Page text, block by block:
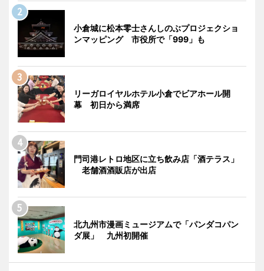
小倉城に松本零士さんしのぶプロジェクショ
ンマッピング 市役所で「999」も
リーガロイヤルホテル小倉でビアホール開
幕 初日から満席
門司港レトロ地区に立ち飲み店「酒テラス」
老舗酒酒販店が出店
北九州市漫画ミュージアムで「パンダコパン
ダ展」 九州初開催